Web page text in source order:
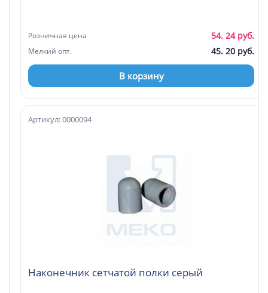
Розничная цена 54. 24 руб.
Мелкий опт. 45. 20 руб.
В корзину
Наконечник сетчатой полки серый
Артикул: 0000094